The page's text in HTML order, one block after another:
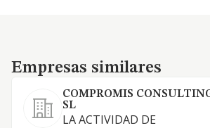
Empresas similares
Empresas similares
COMPROMIS
SL
LA ACTIVIDAD DE